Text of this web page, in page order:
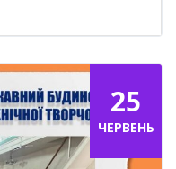
25
ЧЕРВЕНЬ